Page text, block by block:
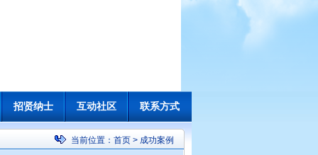
招贤纳士 互动社区 联系方式
当前位置： 首页> 成功案例